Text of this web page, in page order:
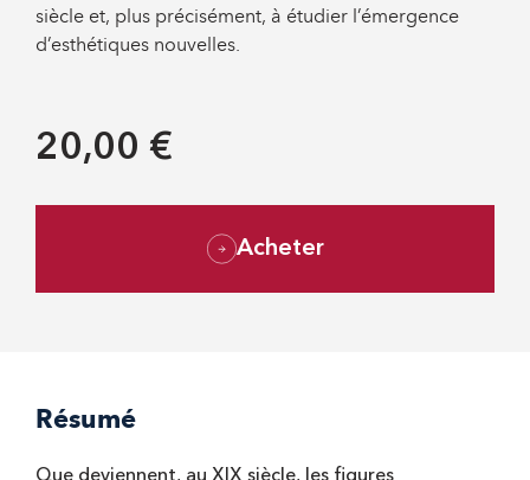
siècle et, plus précisément, à étudier l’émergence
d’esthétiques nouvelles.
20,00 €
Acheter
Résumé
Que deviennent, au XIX siècle, les figures